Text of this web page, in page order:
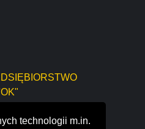
technologii m.in.